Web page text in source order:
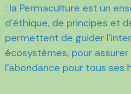
: la Permaculture est un
d’éthique, de principes et
permettent de guider
écosystèmes, pour
l’abondance pour tous ses